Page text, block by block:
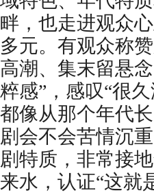
畔，也走进观众
多元。有观众称
高潮、集末留悬
粹感”，感叹“很
都像从那个年代
剧会不会苦情沉
剧特质，非常接
来水，认证“这就